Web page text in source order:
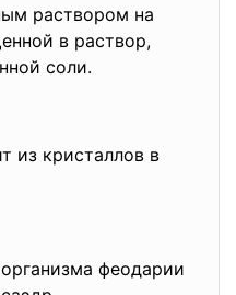
раствором на
в раствор,
соли.
из кристаллов в
феодарии